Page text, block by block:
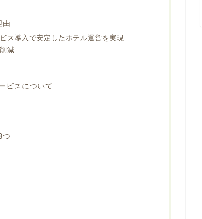
由
ス導入で安定したホテル運営を実現
減
ビスについて
つ